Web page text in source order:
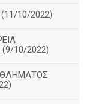
10/2022)
10/2022)